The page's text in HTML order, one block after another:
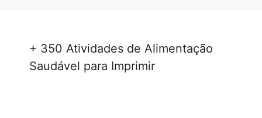
+ 350 Atividades de Alimentação
Saudável para Imprimir